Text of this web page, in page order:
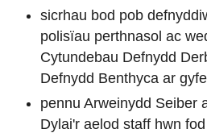
sicrhau bod pob
polisïau perthnasol ac
Cytundebau Defnydd
Defnydd Benthyca ar
pennu Arweinydd Seiber
Dylai'r aelod staff hwn